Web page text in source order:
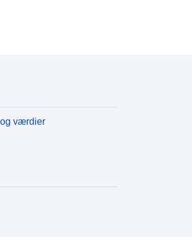
værdier